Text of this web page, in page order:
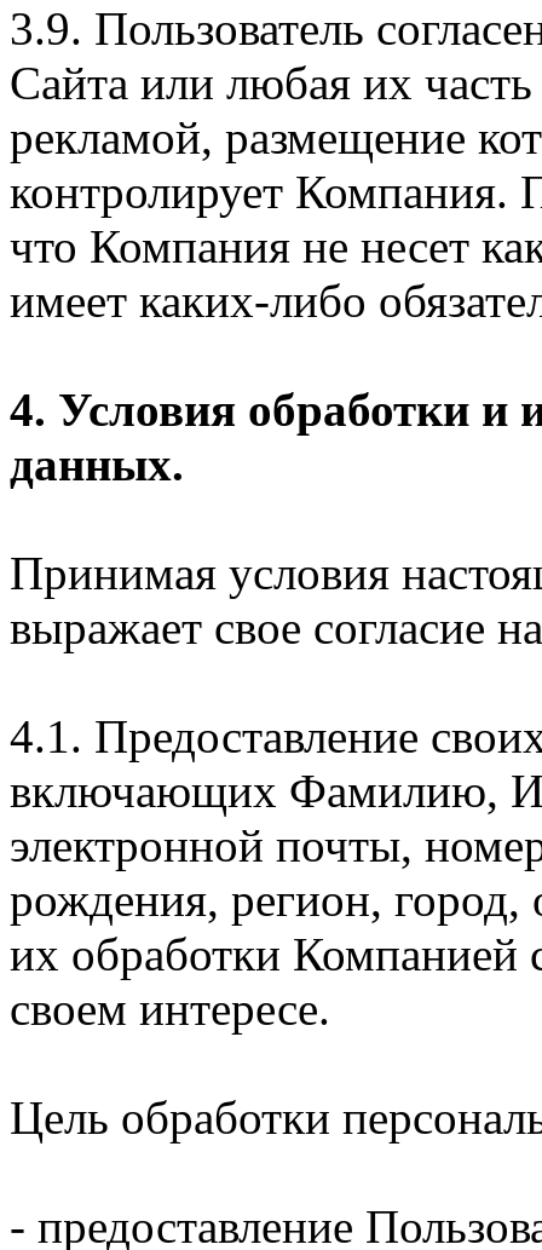
3.9. Пользователь
Сайта или любая их
рекламой, размещение
контролирует Компания.
что Компания не несет
имеет каких-либо
4. Условия обработки и
данных.
Принимая условия
выражает свое согласие
4.1. Предоставление
включающих Фамилию,
электронной почты,
рождения, регион,
их обработки Компанией
своем интересе.
Цель обработки
- предоставление